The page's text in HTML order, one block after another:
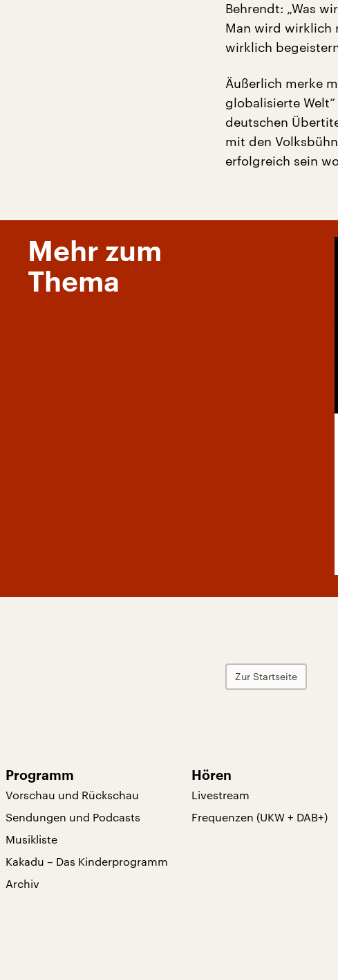
Behrendt: „Was
Man wird wirklich
wirklich
Äußerlich merke
globalisierte
deutschen
mit den
erfolgreich sein
Mehr zum
Thema
Zur Startseite
Programm
Vorschau und Rückschau
Sendungen und Podcasts
Musikliste
Kakadu – Das Kinderprogramm
Archiv
Hören
Livestream
Frequenzen (UKW + DAB+)